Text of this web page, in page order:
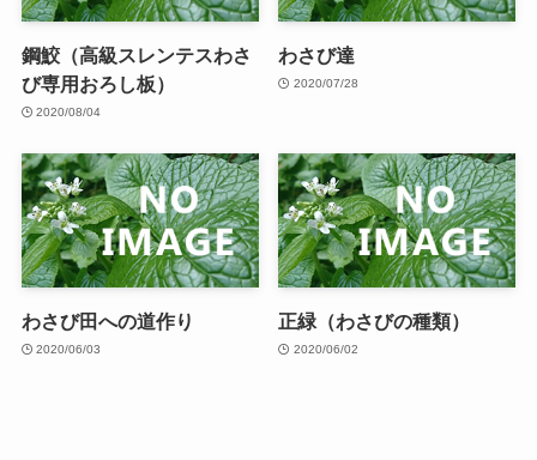
鋼鮫（高級スレンテスわさ
び専用おろし板）
2020/08/04
わさび達
2020/07/28
わさび田への道作り
2020/06/03
正緑（わさびの種類）
2020/06/02